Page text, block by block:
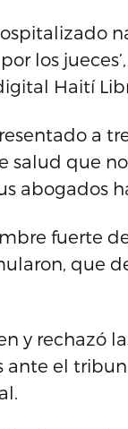
los
Haití
a
salud que
abogados
fuerte
que
y rechazó
el